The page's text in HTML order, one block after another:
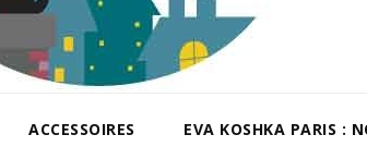
ACCESSOIRES EVA KOSHKA PARIS :